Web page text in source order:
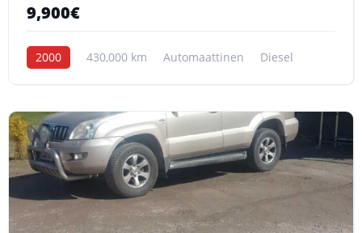
9,900€
2000 430,000 km Automaattinen Diesel